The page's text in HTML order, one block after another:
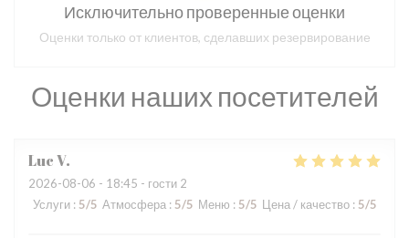
Оценки наших посетителей
LucV
2026-08-06 - 18:45 - гости 2
Услуги : 5/5 Атмосфера : 5/5 Меню : 5/5 Цена / качество : 5/5
Исключительно проверенные оценки
Оценки только от клиентов, сделавших резервирование